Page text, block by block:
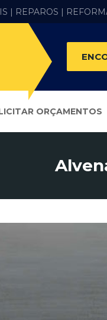
| REPAROS |
ORÇAMENTOS